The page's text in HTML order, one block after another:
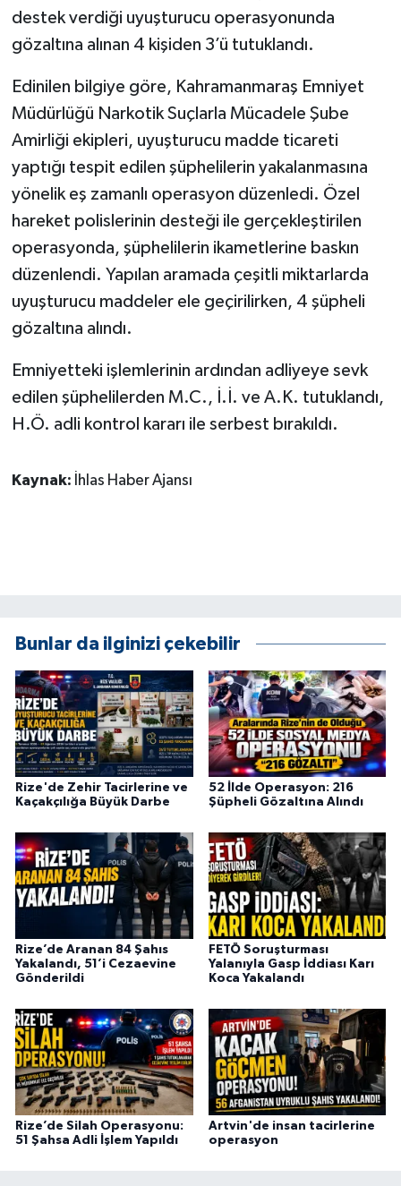
destek verdiği uyuşturucu operasyonunda
gözaltına alınan 4 kişiden 3’ü tutuklandı.
Edinilen bilgiye göre, Kahramanmaraş Emniyet
Müdürlüğü Narkotik Suçlarla Mücadele Şube
Amirliği ekipleri, uyuşturucu madde ticareti
yaptığı tespit edilen şüphelilerin yakalanmasına
yönelik eş zamanlı operasyon düzenledi. Özel
hareket polislerinin desteği ile gerçekleştirilen
operasyonda, şüphelilerin ikametlerine baskın
düzenlendi. Yapılan aramada çeşitli miktarlarda
uyuşturucu maddeler ele geçirilirken, 4 şüpheli
gözaltına alındı.
Emniyetteki işlemlerinin ardından adliyeye sevk
edilen şüphelilerden M.C., İ.İ. ve A.K. tutuklandı,
H.Ö. adli kontrol kararı ile serbest bırakıldı.
Kaynak: İhlas Haber Ajansı
Bunlar da ilginizi çekebilir
Rize'de Zehir Tacirlerine ve
Kaçakçılığa Büyük Darbe
52 İlde Operasyon: 216
Şüpheli Gözaltına Alındı
Rize’de Aranan 84 Şahıs
Yakalandı, 51’i Cezaevine
Gönderildi
FETÖ Soruşturması
Yalanıyla Gasp İddiası Karı
Koca Yakalandı
Rize’de Silah Operasyonu:
51 Şahsa Adli İşlem Yapıldı
Artvin'de insan tacirlerine
operasyon
GENEL
GÜNDEM
Güvenlik
HABERDE İNSAN
İNSAN
İş Dünyası
Kadın
KÜLTÜR SANAT
SİYASET
SPOR HABERLERİ
TEKNOLOJİ
Turizm
YAŞAM
YEREL
Yerel Haberler